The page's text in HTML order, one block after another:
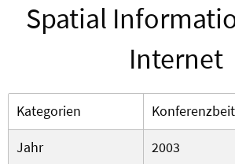
Spatial
Internet
Kategorien
Jahr
2003